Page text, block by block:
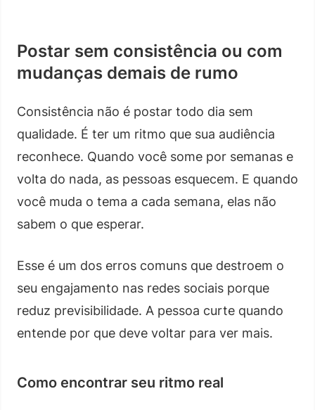
Postar sem consistência ou com
mudanças demais de rumo
Consistência não é postar todo dia sem
qualidade. É ter um ritmo que sua audiência
reconhece. Quando você some por semanas e
volta do nada, as pessoas esquecem. E quando
você muda o tema a cada semana, elas não
sabem o que esperar.
Esse é um dos erros comuns que destroem o
seu engajamento nas redes sociais porque
reduz previsibilidade. A pessoa curte quando
entende por que deve voltar para ver mais.
Como encontrar seu ritmo real